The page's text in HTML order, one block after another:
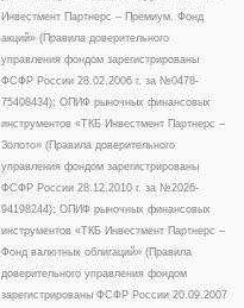
Инвестмент Партнерс – Премиум. Фонд
акций» (Правила доверительного
управления фондом зарегистрированы
ФСФР России 28.02.2006 г. за №0478-
75408434); ОПИФ рыночных финансовых
инструментов «ТКБ Инвестмент Партнерс –
Золото» (Правила доверительного
управления фондом зарегистрированы
ФСФР России 28.12.2010 г. за №2026-
94198244); ОПИФ рыночных финансовых
инструментов «ТКБ Инвестмент Партнерс –
Фонд валютных облигаций» (Правила
доверительного управления фондом
зарегистрированы ФСФР России 20.09.2007